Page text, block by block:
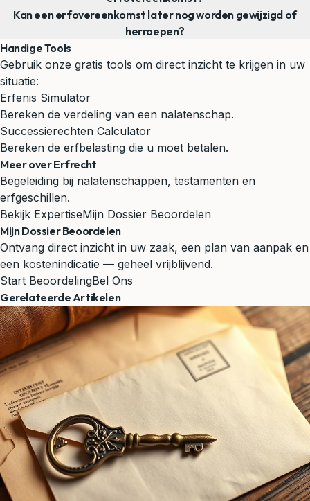
Kan een erfovereenkomst later nog worden gewijzigd of
herroepen?
Handige Tools
Gebruik onze gratis tools om direct inzicht te krijgen in uw
situatie:
Erfenis Simulator
Bereken de verdeling van een nalatenschap.
Successierechten Calculator
Bereken de erfbelasting die u moet betalen.
Meer over Erfrecht
Begeleiding bij nalatenschappen, testamenten en
erfgeschillen.
Bekijk ExpertiseMijn Dossier Beoordelen
Mijn Dossier Beoordelen
Ontvang direct inzicht in uw zaak, een plan van aanpak en
een kostenindicatie — geheel vrijblijvend.
Start BeoordelingBel Ons
Gerelateerde Artikelen